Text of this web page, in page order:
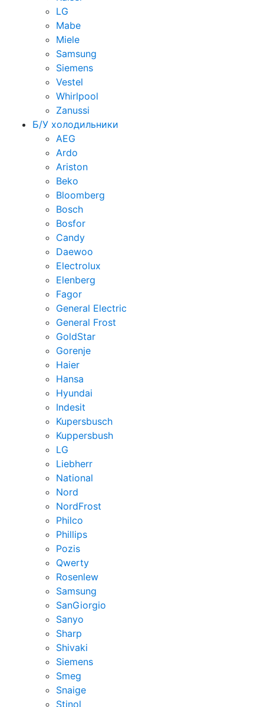
LG
Mabe
Miele
Samsung
Siemens
Vestel
Whirlpool
Zanussi
Б/У холодильники
AEG
Ardo
Ariston
Beko
Bloomberg
Bosch
Bosfor
Candy
Daewoo
Electrolux
Elenberg
Fagor
General Electric
General Frost
GoldStar
Gorenje
Haier
Hansa
Hyundai
Indesit
Kupersbusch
Kuppersbush
LG
Liebherr
National
Nord
NordFrost
Philco
Phillips
Pozis
Qwerty
Rosenlew
Samsung
SanGiorgio
Sanyo
Sharp
Shivaki
Siemens
Smeg
Snaige
Stinol